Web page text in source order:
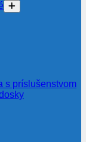
s príslušenstvom